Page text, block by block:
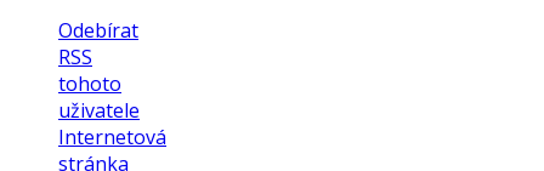
Odebírat
RSS
tohoto
uživatele
Internetová
stránka